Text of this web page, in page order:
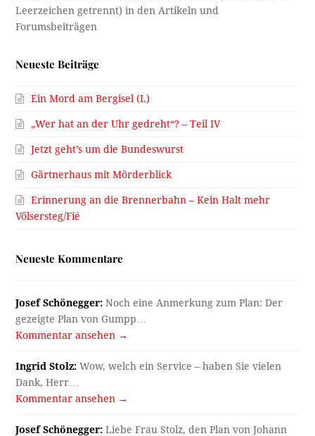
Neueste Beiträge
Ein Mord am Bergisel (I.)
„Wer hat an der Uhr gedreht“? – Teil IV
Jetzt geht’s um die Bundeswurst
Gärtnerhaus mit Mörderblick
Erinnerung an die Brennerbahn – Kein Halt mehr
Völsersteg/Fié
Neueste Kommentare
Josef Schönegger: Noch eine Anmerkung zum Plan: Der
gezeigte Plan von Gumpp…
Kommentar ansehen →
Ingrid Stolz: Wow, welch ein Service – haben Sie vielen
Dank, Herr…
Kommentar ansehen →
Josef Schönegger: Liebe Frau Stolz, den Plan von Johann